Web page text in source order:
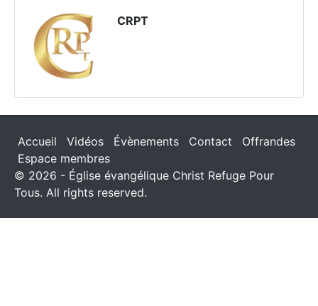
CRPT
Accueil Vidéos Évènements Contact
Offrandes
Espace membres
© 2026 - Église évangélique Christ Refuge Pour
Tous. All rights reserved.